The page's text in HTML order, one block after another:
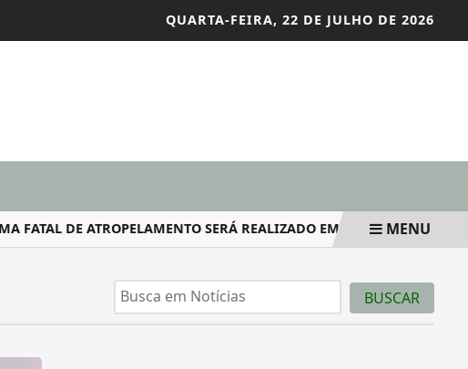
QUARTA-FEIRA, 22 DE JULHO DE 2026
DE ATROPELAMENTO SERÁ REALIZADO EM UMA IGREJA NO
MENU
BUSCAR